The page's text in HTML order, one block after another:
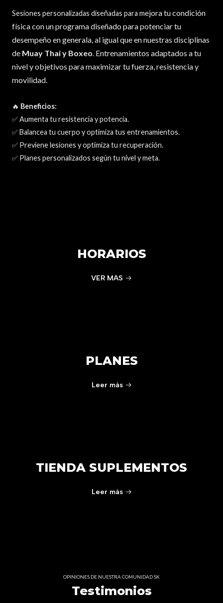
Sesiones personalizadas diseñadas para mejora tu condición
física con un programa diseñado para potenciar tu
desempeño en generala, al igual que en nuestras disciplinas
de Muay Thai y Boxeo. Entrenamientos adaptados a tu
nivel y objetivos para maximizar tu fuerza, resistencia y
movilidad.
🔥 Beneficios:
✅ Aumenta tu resistencia y potencia.
✅ Balancea tu cuerpo y optimiza tus entrenamientos.
✅ Previene lesiones y optimiza tu recuperación.
✅ Planes personalizados según tu nivel y meta.
HORARIOS
VER MAS
PLANES
Leer más
TIENDA SUPLEMENTOS
Leer más
OPINIONES DE NUESTRA COMUNIDAD SK
Testimonios